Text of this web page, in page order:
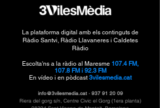
La plataforma digital amb els continguts de
Ràdio Santvi, Ràdio Llavaneres i Caldetes
Ràdio
Escolta'ns a la ràdio al Maresme 107.4 FM,
107.8 FM i 92.3 FM
En vídeo i en pòdcast 3vilesmedia.cat
info@3vilesmedia.cat· 937 91 20 09
Riera del gorg s/n, Centre Civic el Gorg (1era planta)